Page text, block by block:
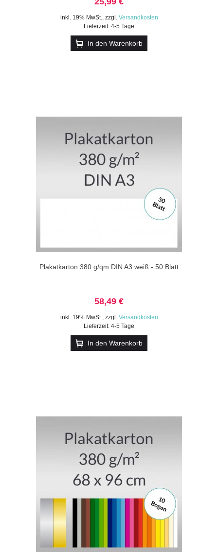
inkl. 19% MwSt., zzgl. Versandkosten
Lieferzeit: 4-5 Tage
In den Warenkorb
Plakatkarton 380 g/qm DIN A3 weiß - 50 Blatt
58,49 €
inkl. 19% MwSt., zzgl. Versandkosten
Lieferzeit: 4-5 Tage
In den Warenkorb